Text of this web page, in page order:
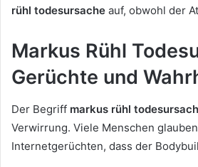
rühl todesursache auf, obwohl der
Markus Rühl
Gerüchte und
Der Begriff markus rühl
Verwirrung. Viele Menschen
Internetgerüchten, dass der